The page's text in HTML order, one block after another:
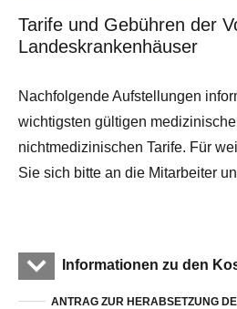
Tarife und Gebühren der
Landeskrankenhäuser
Nachfolgende Aufstellungen
wichtigsten gültigen
nichtmedizinischen Tarife. Für
Sie sich bitte an die Mitarbeiter
Informationen zu den
ANTRAG ZUR HERABSETZUNG